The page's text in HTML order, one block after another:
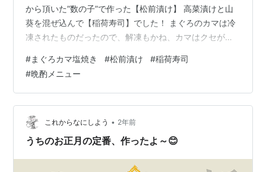
から頂いた”数の子”で作った【松前漬け】 高菜漬けと山
葵を混ぜ込んで【稲荷寿司】でした！ まぐろのカマは冷
凍されたものだったので、解凍もかね、カマはクセがあ
で上げ、茹で上がったら水気を切って塩を振りしばし放
置後に魚焼きグリルで表面に焼き色が付くまで焼きまし
た。 塩ゆでしたこともあり、クセもなく、中までしっか
りと塩味が入り、酒の肴にはピッタリな味わいになりま
した！ 3日前に仕込んだ【松前漬け】は、数の子が味付
けだったので、基本の【松前漬け】レシピよ…
#まぐろカマ塩焼き #松前漬け #稲荷寿司
#晩酌メニュー
これからなにしよう • 2年前
うちのお正月の定番、作ったよ～😊